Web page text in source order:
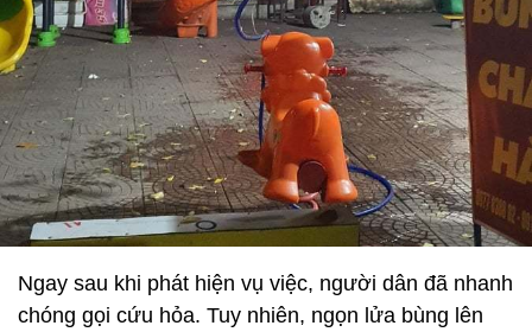
Ngay sau khi phát hiện vụ việc, người dân đã nhanh
chóng gọi cứu hỏa. Tuy nhiên, ngọn lửa bùng lên